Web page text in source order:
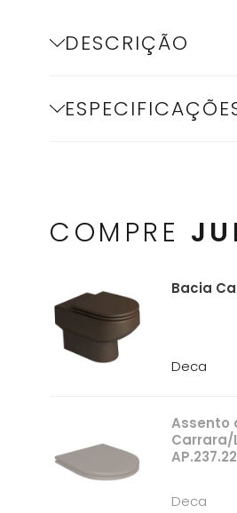
DESCRIÇÃO
COMPRE
Bacia
Deca
Assento
Carrara/
AP.237.22
Deca